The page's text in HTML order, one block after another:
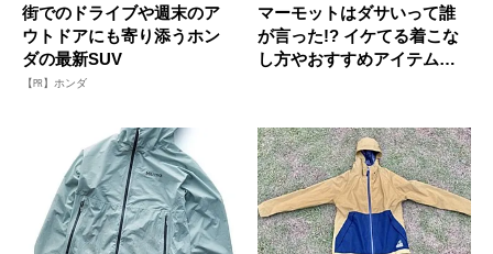
街でのドライブや週末のア
ウトドアにも寄り添うホン
ダの最新SUV
【PR】ホンダ
マーモットはダサいって誰
が言った!? イケてる着こな
し方やおすすめアイテムを